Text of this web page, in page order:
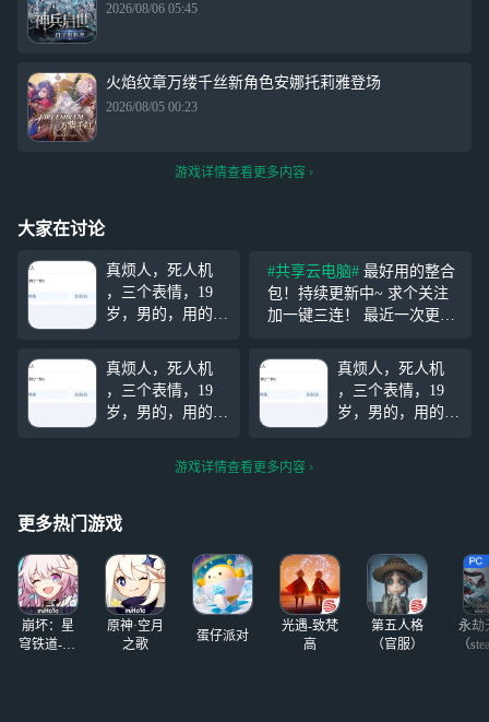
2026/08/06 05:45
火焰纹章万缕千丝新角色安娜托莉雅登场
2026/08/05 00:23
游戏详情查看更多内容
大家在讨论
真烦人，死人机
，三个表情，19
岁，男的，用的手
多块钱多块钱，拼
多多上面买的，真
的是笑死了，天天
就知道打游戏，他
个游戏，天天只会
号，
#共享云电脑# 最好用的整合
包！持续更新中~ 求个关注
加一键三连！ 最近一次更新
心，就是最新的！直接下载
就好了 拿了资源就给个关注
吧，绝对是全网最好的整合
包~ 拿完不会用
真烦人，死人机
，三个表情，19
岁，男的，用的手
多块钱多块钱，拼
多多上面买的，真
就知道打游戏，他
个游戏，天天只会
玩别人的steam账
号，
真烦人，死人机
，三个表情，19
岁，男的，用的手
个游戏，天天只会
玩别人的steam账
号，
游戏详情查看更多内容
更多热门游戏
崩坏：星
穹铁道-4.4
原神·空月
之歌
蛋仔派对
光遇-致梵
高
第五人格
（官服）
永劫
（